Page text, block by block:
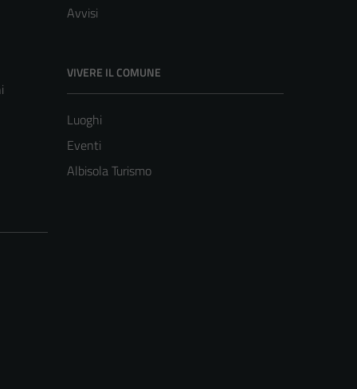
Avvisi
VIVERE IL COMUNE
Luoghi
Eventi
Albisola Turismo